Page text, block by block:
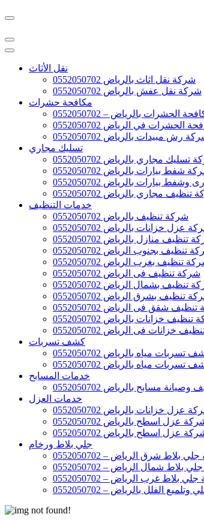
نقل الأثاث
شركة نقل اثاث بالرياض 0552050702
شركة نقل عفش بالرياض 0552050702
مكافحة حشرات
الحشرات بالرياض – 0552050702
في الرياض 0552050702
رش مبيدات بالرياض 0552050702
تسليك مجاري
تسليك مجاري بالرياض 0552050702
شفط بيارات بالرياض 0552050702
بيارات بالرياض 0552050702
تنظيف مجاري بالرياض 0552050702
خدمات التنظيف
شركة تنظيف بالرياض 0552050702
عزل خزانات بالرياض 0552050702
تنظيف منازل بالرياض 0552050702
تنظيف بجنوب الرياض 0552050702
تنظيف بغرب الرياض 0552050702
شركة تنظيف فى الرياض 0552050702
تنظيف بشمال الرياض 0552050702
تنظيف بشرق الرياض 0552050702
شقق فى الرياض 0552050702
خزانات بالرياض 0552050702
خزانات فى الرياض 0552050702
كشف تسربات
مياه بالرياض 0552050702
مياه بالرياض 0552050702
خدمات المسابح
وصيانة مسابح بالرياض 0552050702
خدمات العزل
عزل خزانات بالرياض 0552050702
عزل اسطح بالرياض 0552050702
عزل اسطح بالرياض 0552050702
جلي بلاط ورخام
بلاط شرق الرياض – 0552050702
بلاط شمال الرياض – 0552050702
بلاط غرب الرياض – 0552050702
الفلل بالرياض – 0552050702